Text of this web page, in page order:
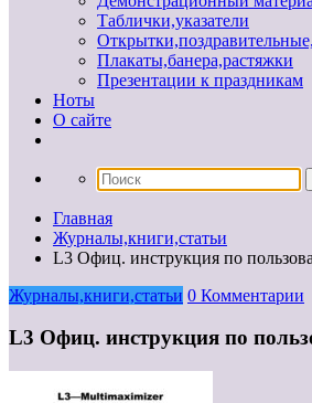
Таблички,указатели
Плакаты,банера,растяжки
Презентации к праздникам
Ноты
О сайте
Главная
Журналы,книги,статьи
L3 Офиц. инструкция по
Журналы,книги,статьи 0 Комментарии
L3 Офиц. инструкция по